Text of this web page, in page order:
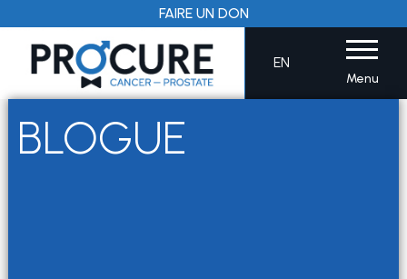
au
contenu
FAIRE UN DON
EN
Menu
BLOGUE